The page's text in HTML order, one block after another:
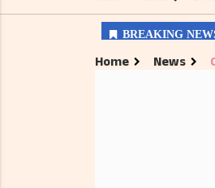
Home News